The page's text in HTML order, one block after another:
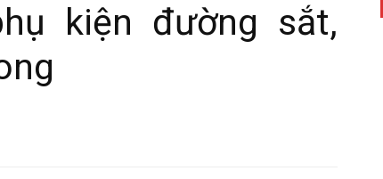
kiện đường sắt,